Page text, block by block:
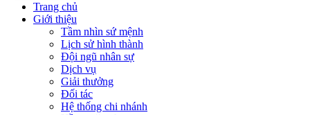
Trang chủ
Giới thiệu
Tầm nhìn sứ mệnh
Lịch sử hình thành
Đội ngũ nhân sự
Dịch vụ
Giải thưởng
Đối tác
Hệ thống chi nhánh